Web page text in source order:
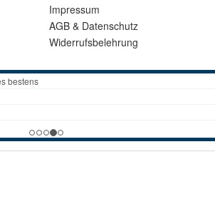
Impressum
AGB & Datenschutz
Widerrufsbelehrung